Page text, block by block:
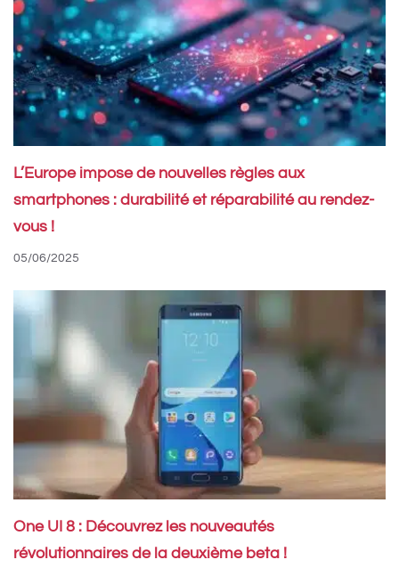
L’Europe impose de nouvelles règles aux
smartphones : durabilité et réparabilité au rendez-
vous !
05/06/2025
One UI 8 : Découvrez les nouveautés
révolutionnaires de la deuxième beta !